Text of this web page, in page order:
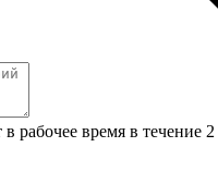
рабочее время в течение 2